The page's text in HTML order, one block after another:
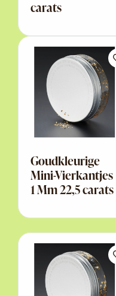
carats
Goudkleurige
Mini-Vierkantjes
1 Mm 22,5 carats